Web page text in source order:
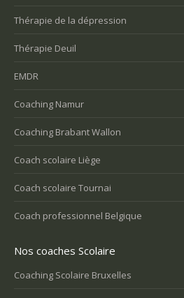
Thérapie de la dépression
Thérapie Deuil
EMDR
Coaching Namur
Coaching Brabant Wallon
Coach scolaire Liège
Coach scolaire Tournai
Coach professionnel Belgique
Nos coaches Scolaire
Coaching Scolaire Bruxelles